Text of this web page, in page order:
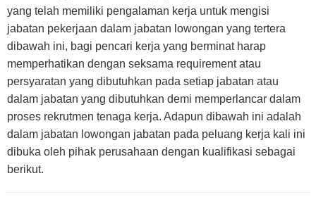
yang telah memiliki pengalaman kerja untuk mengisi
jabatan pekerjaan dalam jabatan lowongan yang tertera
dibawah ini, bagi pencari kerja yang berminat harap
memperhatikan dengan seksama requirement atau
persyaratan yang dibutuhkan pada setiap jabatan atau
dalam jabatan yang dibutuhkan demi memperlancar dalam
proses rekrutmen tenaga kerja. Adapun dibawah ini adalah
dalam jabatan lowongan jabatan pada peluang kerja kali ini
dibuka oleh pihak perusahaan dengan kualifikasi sebagai
berikut.